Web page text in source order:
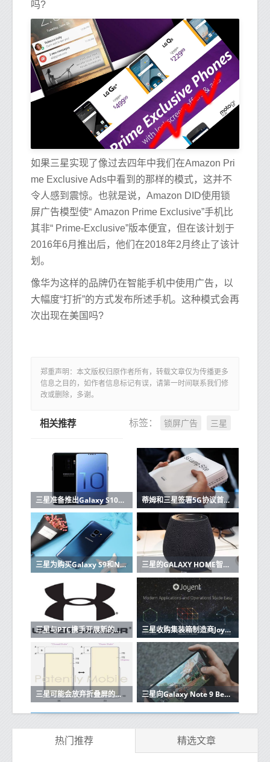
吗?
如果三星实现了像过去四年中我们在Amazon Pri
me Exclusive Ads中看到的那样的模式，这并不
令人感到震惊。也就是说，Amazon DID使用锁
屏广告模型使“ Amazon Prime Exclusive”手机比
其非“ Prime-Exclusive”版本便宜，但在该计划于
2016年6月推出后，他们在2018年2月终止了该计
划。
像华为这样的品牌仍在智能手机中使用广告，以
大幅度“打折”的方式发布所述手机。这种模式会再
次出现在美国吗?
郑重声明：本文版权归原作者所有，转载文章仅为传播更多
信息之目的，如作者信息标记有误，请第一时间联系我们修
改或删除，多谢。
标签： 锁屏广告 三星
相关推荐
三星准备推出Galaxy S10这里有功能和价格 蒂姆和三星签署5G协议首批设备已在2019年
三星为购买Galaxy S9和Note 9的用户提供高达200欧元的报销 三星的GALAXY HOME智能音箱在UNPACKED 2019上没有亮相
三星与PTC携手开展新的物联网计划 三星收购集装箱制造商Joyent将建立自己的云
三星可能会放弃折叠屏的移动体验 三星向Galaxy Note 9 Beta测试仪推出稳定的Android 10更新
热门推荐 精选文章